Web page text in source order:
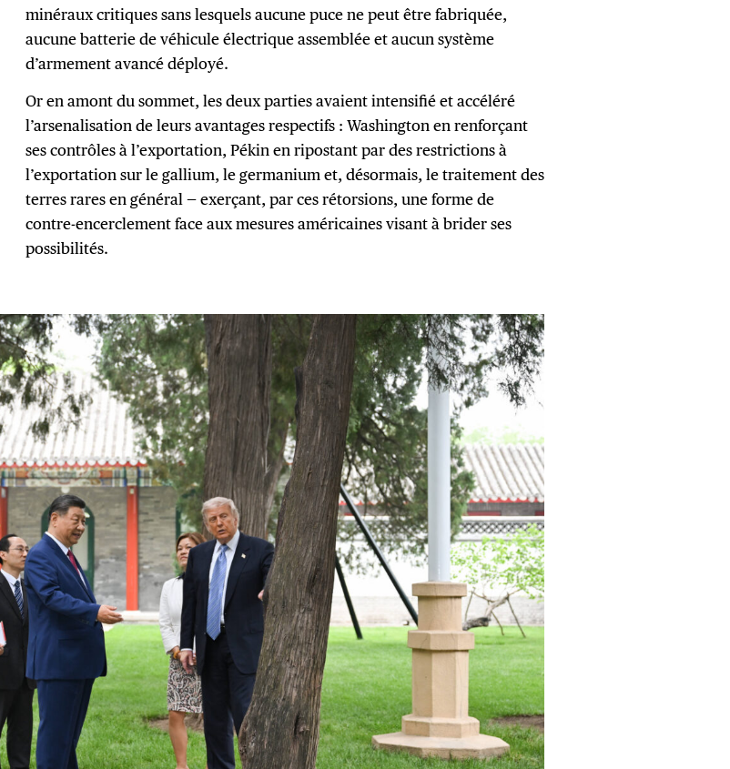
minéraux critiques sans lesquels aucune puce ne peut être fabriquée,
aucune batterie de véhicule électrique assemblée et aucun système
d’armement avancé déployé.
Or en amont du sommet, les deux parties avaient intensifié et accéléré
l’arsenalisation de leurs avantages respectifs : Washington en renforçant
ses contrôles à l’exportation, Pékin en ripostant par des restrictions à
l’exportation sur le gallium, le germanium et, désormais, le traitement des
terres rares en général — exerçant, par ces rétorsions, une forme de
contre-encerclement face aux mesures américaines visant à brider ses
possibilités.